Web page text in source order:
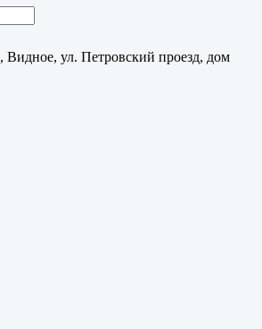
Видное, ул. Петровский проезд, дом